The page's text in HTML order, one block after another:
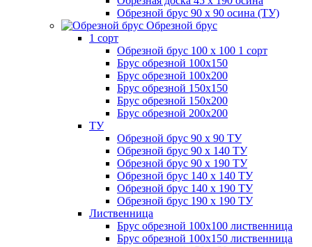
Обрезной брус 90 х 90 осина (ТУ)
Обрезной брус
1 сорт
Обрезной брус 100 х 100 1 сорт
Брус обрезной 100х150
Брус обрезной 100х200
Брус обрезной 150х150
Брус обрезной 150х200
Брус обрезной 200х200
ТУ
Обрезной брус 90 х 90 ТУ
Обрезной брус 90 х 140 ТУ
Обрезной брус 90 х 190 ТУ
Обрезной брус 140 х 140 ТУ
Обрезной брус 140 х 190 ТУ
Обрезной брус 190 х 190 ТУ
Лиственница
Брус обрезной 100х100 лиственница
Брус обрезной 100х150 лиственница